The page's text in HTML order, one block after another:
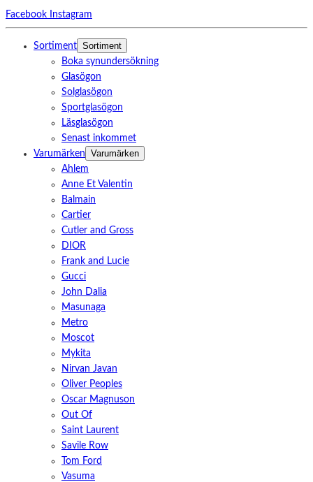
Facebook Instagram
Sortiment Sortiment
Boka synundersökning
Glasögon
Solglasögon
Sportglasögon
Läsglasögon
Senast inkommet
Varumärken
Varumärken
Ahlem
Anne Et Valentin
Balmain
Cartier
Cutler and Gross
DIOR
Frank and Lucie
Gucci
John Dalia
Masunaga
Metro
Moscot
Mykita
Nirvan Javan
Oliver Peoples
Oscar Magnuson
Out Of
Saint Laurent
Savile Row
Tom Ford
Vasuma